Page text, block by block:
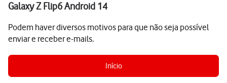
Galaxy Z Flip6 Android 14
Podem haver diversos motivos para que não seja possível
enviar e receber e-mails.
Início